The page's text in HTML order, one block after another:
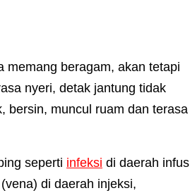
memang beragam, akan tetapi
nyeri, detak jantung tidak
bersin, muncul ruam dan terasa
seperti infeksi di daerah infus
di daerah injeksi,